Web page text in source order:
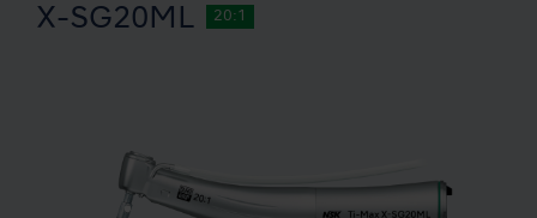
X-SG20ML 20:1